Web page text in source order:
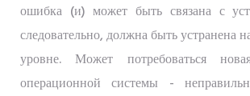
ошибка (и) может быть связана с
следовательно, должна быть устранена
уровне. Может потребоваться
операционной системы -